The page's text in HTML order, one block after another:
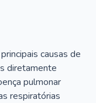
causas de
diretamente
pulmonar
respiratórias